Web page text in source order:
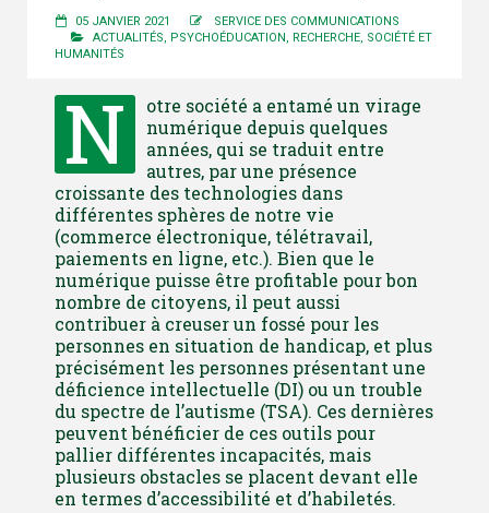
05 JANVIER 2021
SERVICE DES COMMUNICATIONS
ACTUALITÉS
PSYCHOÉDUCATION RECHERCHE SOCIÉTÉ ET
HUMANITÉS
N
otre société a entamé un virage
numérique depuis quelques
années, qui se traduit entre
autres, par une présence
croissante des technologies dans
différentes sphères de notre vie
(commerce électronique, télétravail,
paiements en ligne, etc.). Bien que le
numérique puisse être profitable pour bon
nombre de citoyens, il peut aussi
contribuer à creuser un fossé pour les
personnes en situation de handicap, et plus
précisément les personnes présentant une
déficience intellectuelle (DI) ou un trouble
du spectre de l’autisme (TSA). Ces dernières
peuvent bénéficier de ces outils pour
pallier différentes incapacités, mais
plusieurs obstacles se placent devant elle
en termes d’accessibilité et d’habiletés.